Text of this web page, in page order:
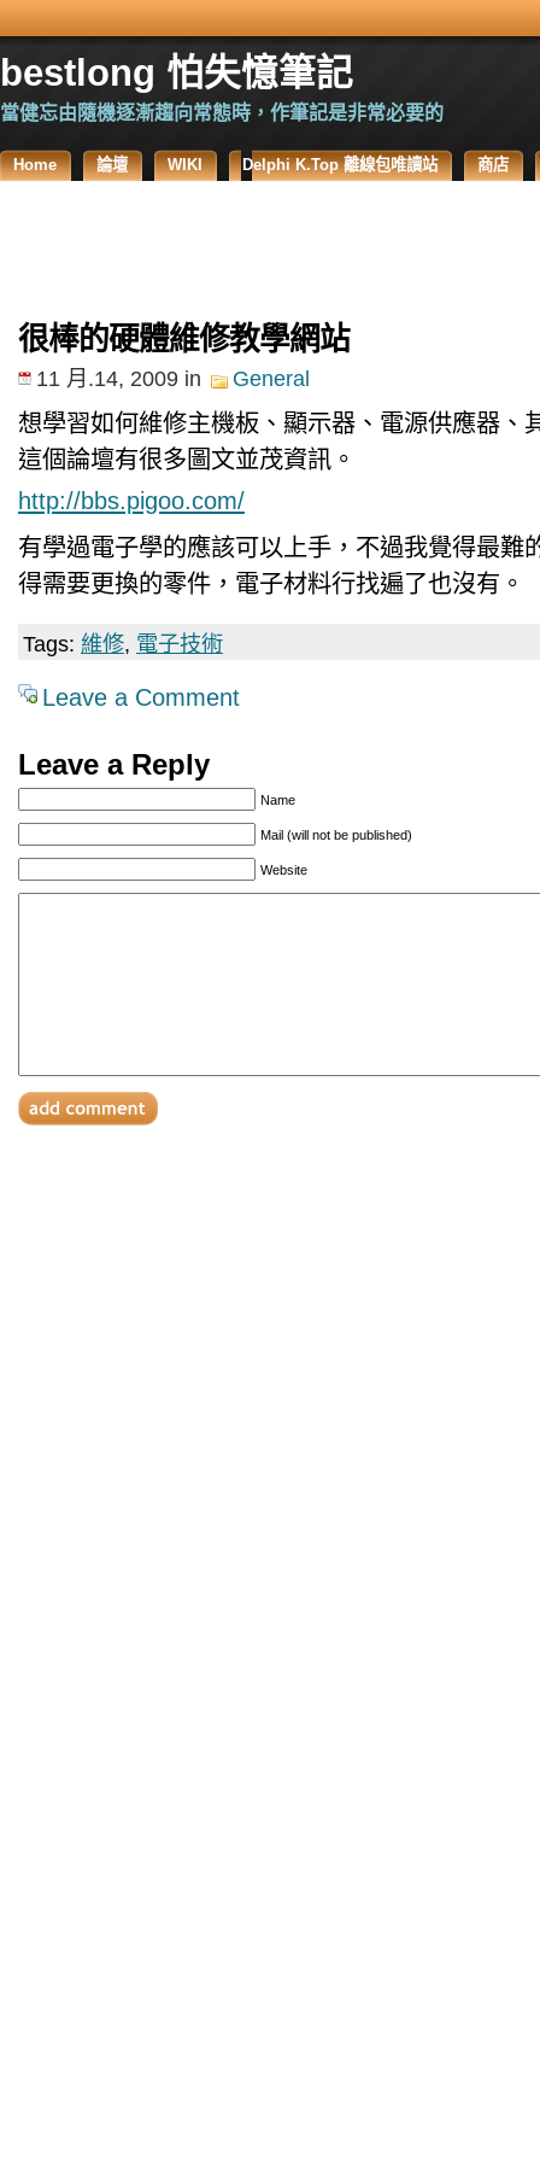
bestlong 怕失憶筆記
當健忘由隨機逐漸趨向常態時，作筆記是非常必要的
Home 論壇 WIKI Delphi K.Top 離線包唯讀站 商店
很棒的硬體維修教學網站
11 月.14, 2009 in General
想學習如何維修主機板、顯示器、電源供應器、
這個論壇有很多圖文並茂資訊。
http://bbs.pigoo.com/
有學過電子學的應該可以上手，不過我覺得最難
得需要更換的零件，電子材料行找遍了也沒有。
Tags: 維修, 電子技術
Leave a Comment
Leave a Reply
Name
Mail (will not be published)
Website